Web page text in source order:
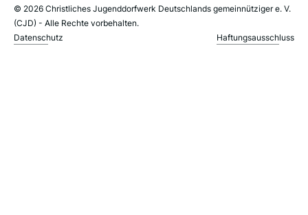
© 2026 Christliches Jugenddorfwerk Deutschlands gemeinnütziger e. V.
(CJD) - Alle Rechte vorbehalten.
Datenschutz
Haftungsausschluss